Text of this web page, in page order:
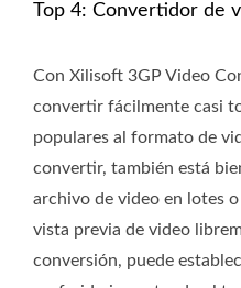
Top 4: Convertidor de
Con Xilisoft 3GP Video
convertir fácilmente casi
populares al formato de
convertir, también está
archivo de video en lotes
vista previa de video
conversión, puede